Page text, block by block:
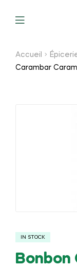
Menu
Accueil
Carambar
IN STOCK
Bonbon